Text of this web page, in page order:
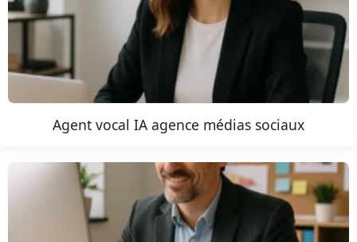
Agent vocal IA agence médias sociaux